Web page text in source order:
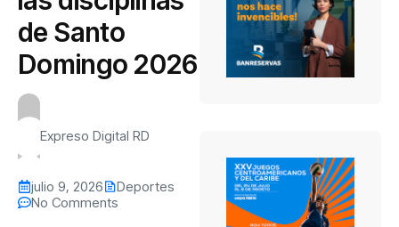
de Santo
Domingo 2026
Expreso Digital RD
julio 9, 2026
Deportes
No Comments